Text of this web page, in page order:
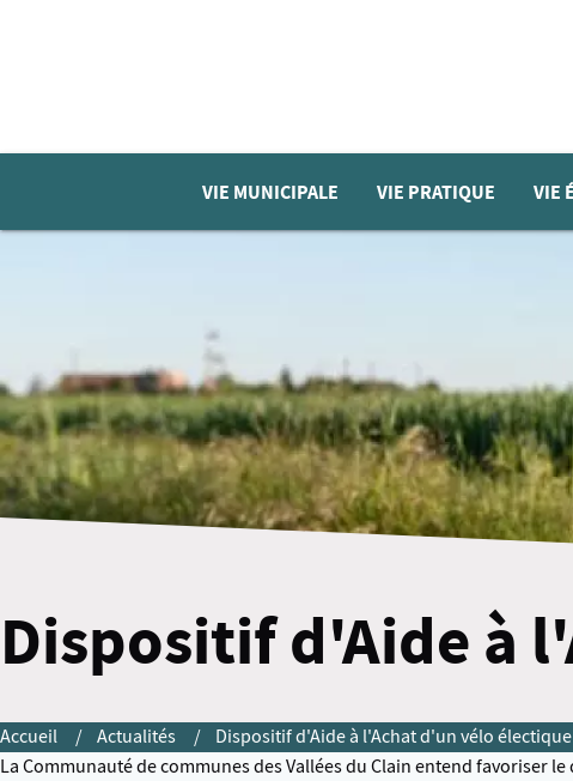
VIE MUNICIPALE VIE PRATIQUE VIE
Dispositif d'Aide à
Accueil Actualités
Dispositif d'Aide à l'Achat d'un vélo électique
La Communauté de communes des Vallées du Clain entend favoriser